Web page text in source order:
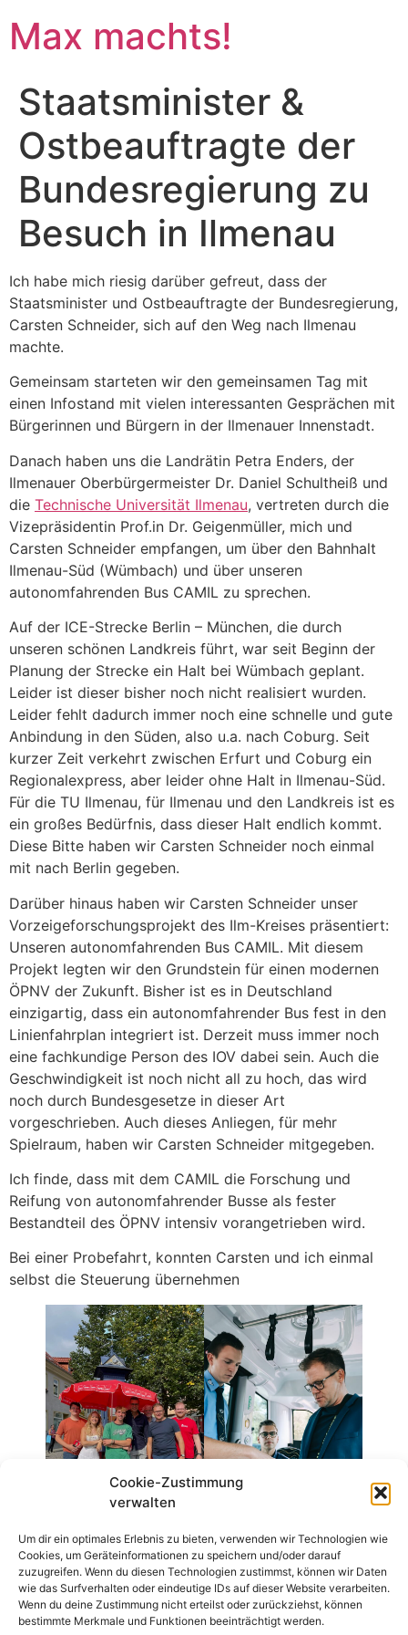
Cookie-Zustimmung
verwalten
Um dir ein optimales Erlebnis zu bieten, verwenden wir Technologien wie
Cookies, um Geräteinformationen zu speichern und/oder darauf
zuzugreifen. Wenn du diesen Technologien zustimmst, können wir Daten
wie das Surfverhalten oder eindeutige IDs auf dieser Website verarbeiten.
Wenn du deine Zustimmung nicht erteilst oder zurückziehst, können
bestimmte Merkmale und Funktionen beeinträchtigt werden.
Max machts!
Staatsminister &
Ostbeauftragte der
Bundesregierung zu
Besuch in Ilmenau
Ich habe mich riesig darüber gefreut, dass der
Staatsminister und Ostbeauftragte der Bundesregierung,
Carsten Schneider, sich auf den Weg nach Ilmenau
machte.
Gemeinsam starteten wir den gemeinsamen Tag mit
einen Infostand mit vielen interessanten Gesprächen mit
Bürgerinnen und Bürgern in der Ilmenauer Innenstadt.
Danach haben uns die Landrätin Petra Enders, der
Ilmenauer Oberbürgermeister Dr. Daniel Schultheiß und
die Technische Universität Ilmenau, vertreten durch die
Vizepräsidentin Prof.in Dr. Geigenmüller, mich und
Carsten Schneider empfangen, um über den Bahnhalt
Ilmenau-Süd (Wümbach) und über unseren
autonomfahrenden Bus CAMIL zu sprechen.
Auf der ICE-Strecke Berlin – München, die durch
unseren schönen Landkreis führt, war seit Beginn der
Planung der Strecke ein Halt bei Wümbach geplant.
Leider ist dieser bisher noch nicht realisiert wurden.
Leider fehlt dadurch immer noch eine schnelle und gute
Anbindung in den Süden, also u.a. nach Coburg. Seit
kurzer Zeit verkehrt zwischen Erfurt und Coburg ein
Regionalexpress, aber leider ohne Halt in Ilmenau-Süd.
Für die TU Ilmenau, für Ilmenau und den Landkreis ist es
ein großes Bedürfnis, dass dieser Halt endlich kommt.
Diese Bitte haben wir Carsten Schneider noch einmal
mit nach Berlin gegeben.
Darüber hinaus haben wir Carsten Schneider unser
Vorzeigeforschungsprojekt des Ilm-Kreises präsentiert:
Unseren autonomfahrenden Bus CAMIL. Mit diesem
Projekt legten wir den Grundstein für einen modernen
ÖPNV der Zukunft. Bisher ist es in Deutschland
einzigartig, dass ein autonomfahrender Bus fest in den
Linienfahrplan integriert ist. Derzeit muss immer noch
eine fachkundige Person des IOV dabei sein. Auch die
Geschwindigkeit ist noch nicht all zu hoch, das wird
noch durch Bundesgesetze in dieser Art
vorgeschrieben. Auch dieses Anliegen, für mehr
Spielraum, haben wir Carsten Schneider mitgegeben.
Ich finde, dass mit dem CAMIL die Forschung und
Reifung von autonomfahrender Busse als fester
Bestandteil des ÖPNV intensiv vorangetrieben wird.
Bei einer Probefahrt, konnten Carsten und ich einmal
selbst die Steuerung übernehmen